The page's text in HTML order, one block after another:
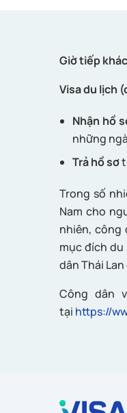
Giờ tiếp
Visa du lịch
Nhận hồ
những
Trả hồ sơ
Trong số
Nam cho
nhiên, công
mục đích
dân Thái
Công dân
tại https://